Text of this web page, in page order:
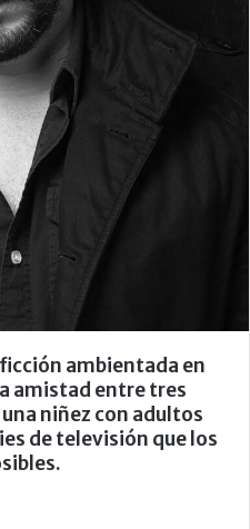
ambientada en
amistad entre tres
niñez con adultos
de televisión que los